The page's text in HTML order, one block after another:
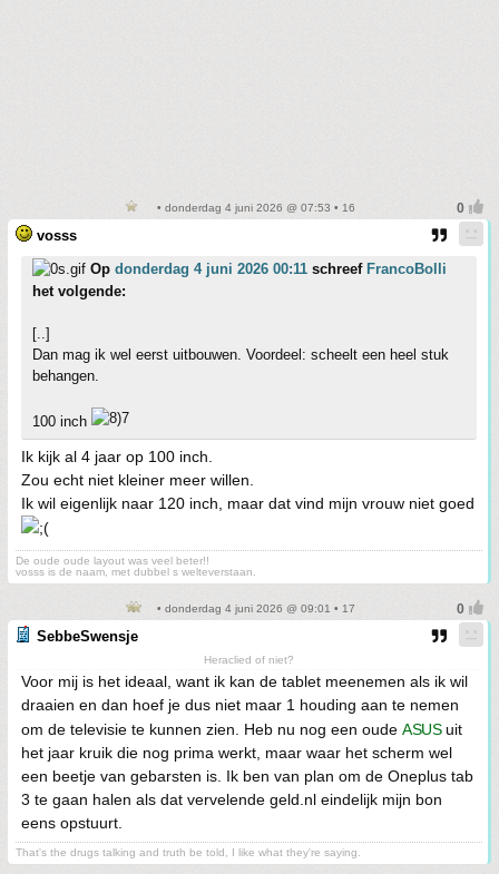
• donderdag 4 juni 2026 @ 07:53 • 16
vosss
Op donderdag 4 juni 2026 00:11 schreef FrancoBolli
het volgende:
[..]
Dan mag ik wel eerst uitbouwen. Voordeel: scheelt een heel stuk
behangen.
100 inch
Ik kijk al 4 jaar op 100 inch.
Zou echt niet kleiner meer willen.
Ik wil eigenlijk naar 120 inch, maar dat vind mijn vrouw niet goed
De oude oude layout was veel beter!!
vosss is de naam, met dubbel s welteverstaan.
• donderdag 4 juni 2026 @ 09:01 • 17
SebbeSwensje
Heraclied of niet?
Voor mij is het ideaal, want ik kan de tablet meenemen als ik wil
draaien en dan hoef je dus niet maar 1 houding aan te nemen
om de televisie te kunnen zien. Heb nu nog een oude ASUSuit
het jaar kruik die nog prima werkt, maar waar het scherm wel
een beetje van gebarsten is. Ik ben van plan om de Oneplus tab
3 te gaan halen als dat vervelende geld.nl eindelijk mijn bon
eens opstuurt.
That's the drugs talking and truth be told, I like what they're saying.